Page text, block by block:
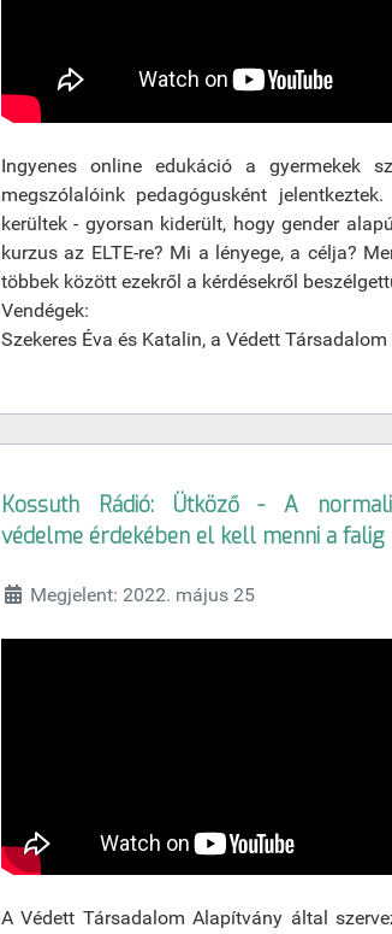
Ingyenes online edukáció a gyermekek
megszólalóink pedagógusként
kerültek - gyorsan kiderült, hogy gender
kurzus az ELTE-re? Mi a lényege, a célja?
többek között ezekről a kérdésekről
Vendégek:
Szekeres Éva és Katalin, a Védett
Kossuth Rádió: Ütköző - A
védelme érdekében el kell menni a falig
Megjelent: 2022. május 25
A Védett Társadalom Alapítvány által